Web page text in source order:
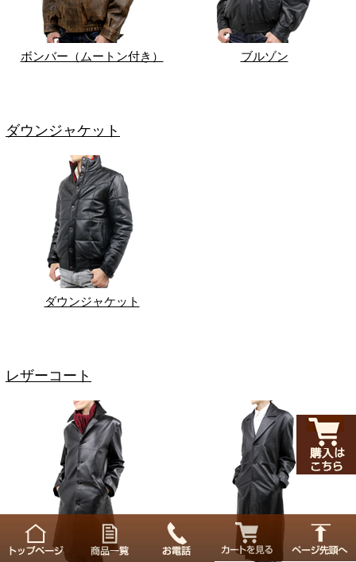
ボンバー（ムートン付き） ブルゾン
ダウンジャケット
ダウンジャケット
レザーコート